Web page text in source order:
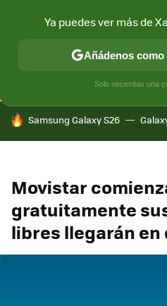
CONECTIVIDAD MÓVIL Y
HOY SE HABLA DE
Samsung Galaxy S26
Movistar
gratuitamente
libres llegarán
Ya puedes ver más de
Añádenos
Solo necesitas una